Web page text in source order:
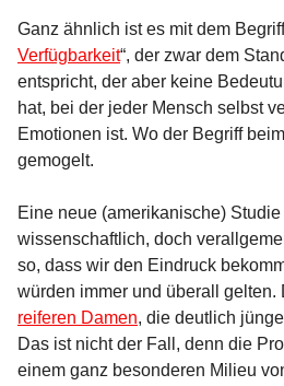
Ganz ähnlich ist es mit dem Begriff
Verfügbarkeit“, der zwar dem
entspricht, der aber keine
hat, bei der jeder Mensch selbst
Emotionen ist. Wo der Begriff
gemogelt.
Eine neue (amerikanische)
wissenschaftlich, doch
so, dass wir den Eindruck
würden immer und überall gelten.
reiferen Damen, die deutlich
Das ist nicht der Fall, denn die
einem ganz besonderen Milieu